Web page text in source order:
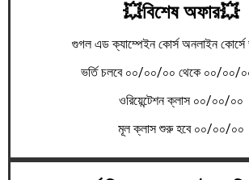
💥বিশেষ অফার💥
গুগল এড ক্যাম্পেইন কোর্স অনলাইন কোর্সে
ভর্তি চলবে ০০/০০/০০ থেকে ০০/০০/
ওরিয়েন্টেশন ক্লাস ০০/০০/০০
মূল ক্লাস শুরু হবে ০০/০০/০০